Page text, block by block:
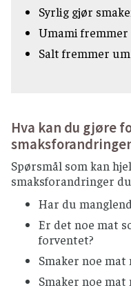
Syrlig gjør
Umami fremmer
Salt fremmer
Hva kan du gjøre
Spørsmål som kan
smaksforandringer
Har du
Er det noe mat
forventet?
Smaker noe
Smaker noe